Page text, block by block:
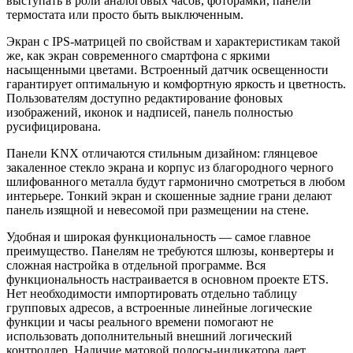
термостата или просто быть выключенным.
Экран с IPS-матрицей по свойствам и характеристикам такой
же, как экран современного смартфона с яркими
насыщенными цветами. Встроенный датчик освещенности
гарантирует оптимальную и комфортную яркость и цветность.
Пользователям доступно редактирование фоновых
изображений, иконок и надписей, панель полностью
русифицирована.
Панели KNX отличаются стильным дизайном: глянцевое
закаленное стекло экрана и корпус из благородного черного
шлифованного металла будут гармонично смотреться в любом
интерьере. Тонкий экран и скошенные задние грани делают
панель изящной и невесомой при размещении на стене.
Удобная и широкая функциональность — самое главное
преимущество. Панелям не требуются шлюзы, конвертеры и
сложная настройка в отдельной программе. Вся
функциональность настраивается в основном проекте ETS.
Нет необходимости импортировать отдельно таблицу
групповых адресов, а встроенные линейные логические
функции и часы реального времени помогают не
использовать дополнительный внешний логический
контроллер. Наличие матовой полосы-индикатора дает